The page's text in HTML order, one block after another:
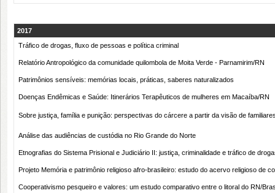
2017
Tráfico de drogas, fluxo de pessoas e política criminal
Relatório Antropológico da comunidade quilombola de Moita Verde - Parnamirim/RN
Patrimônios sensíveis: memórias locais, práticas, saberes naturalizados
Doenças Endêmicas e Saúde: Itinerários Terapêuticos de mulheres em Macaíba/RN
Sobre justiça, família e punição: perspectivas do cárcere a partir da visão de
Análise das audiências de custódia no Rio Grande do Norte
Etnografias do Sistema Prisional e Judiciário II: justiça, criminalidade e tráfico de
Projeto Memória e patrimônio religioso afro-brasileiro: estudo do acervo religioso de
Cooperativismo pesqueiro e valores: um estudo comparativo entre o litoral do RN/